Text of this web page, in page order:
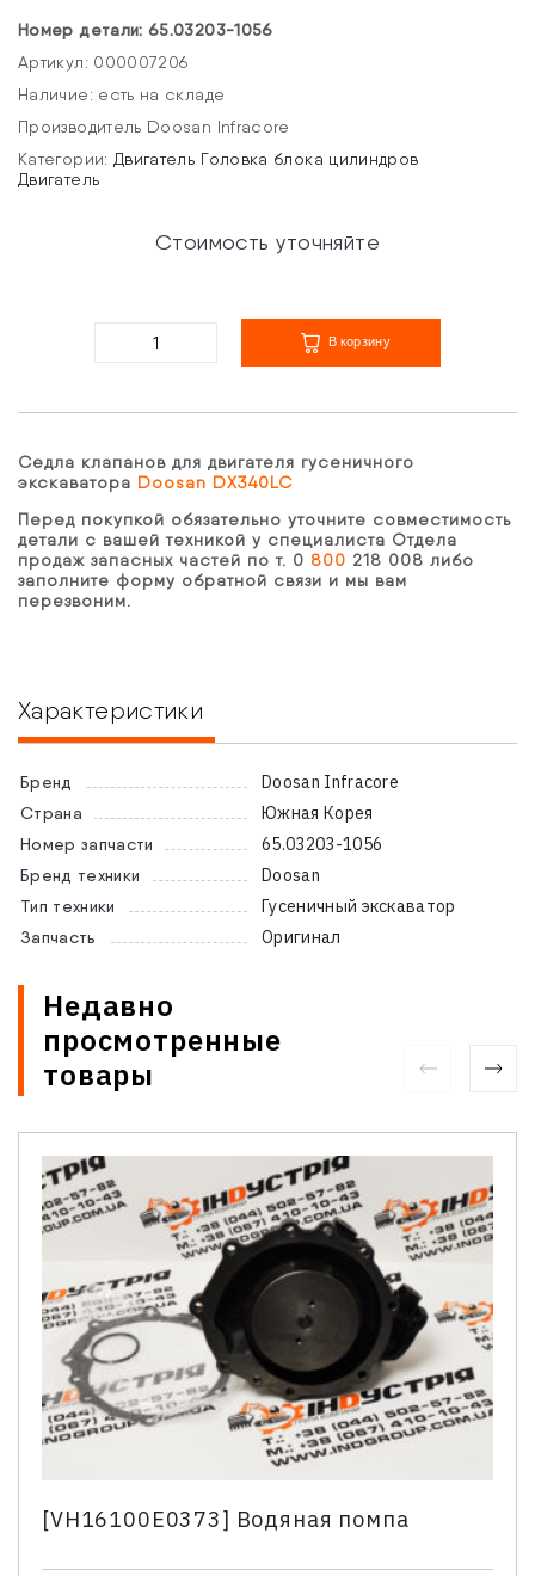
Номер детали: 65.03203-1056
Артикул: 000007206
Наличие: есть на складе
Производитель Doosan Infracore
Категории: Двигатель Головка блока цилиндров
Двигатель
Стоимость уточняйте
В корзину
Седла клапанов для двигателя гусеничного
экскаватора Doosan DX340LC
Перед покупкой обязательно уточните совместимость
детали с вашей техникой у специалиста Отдела
продаж запасных частей по т. 0 800 218 008 либо
заполните форму обратной связи и мы вам
перезвоним.
Характеристики
Бренд Doosan Infracore
Страна Южная Корея
Номер запчасти 65.03203-1056
Бренд техники Doosan
Тип техники Гусеничный экскаватор
Запчасть Оригинал
Недавно
просмотренные
товары
[VH16100E0373] Водяная помпа
Связаться с нами
Отдел продаж запасных частей
Имя*
Телефон*